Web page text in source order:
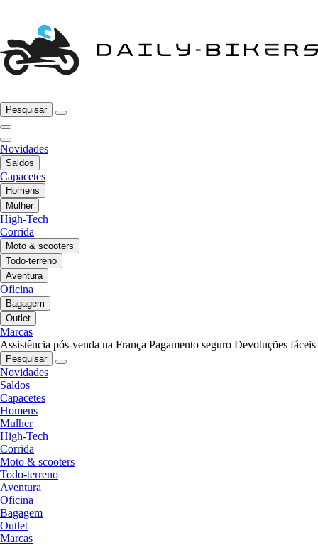
Pesquisar
Novidades
Saldos
Capacetes
Homens
Mulher
High-Tech
Corrida
Moto & scooters
Todo-terreno
Aventura
Oficina
Bagagem
Outlet
Marcas
Assistência pós-venda na França Pagamento seguro Devoluções fáceis
Pesquisar
Novidades
Saldos
Capacetes
Homens
Mulher
High-Tech
Corrida
Moto & scooters
Todo-terreno
Aventura
Oficina
Bagagem
Outlet
Marcas